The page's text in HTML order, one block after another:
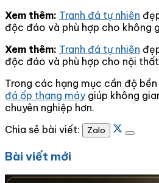
Xem thêm: Tranh đá tự nhiên
độc đáo và phù hợp cho không
Xem thêm: Tranh đá tự nhiên
độc đáo và phù hợp cho nội
Trong các hạng mục cần độ
đá ốp thang máy giúp không
chuyên nghiệp hơn.
Chia sẻ bài viết:
Zalo
Bài viết mới